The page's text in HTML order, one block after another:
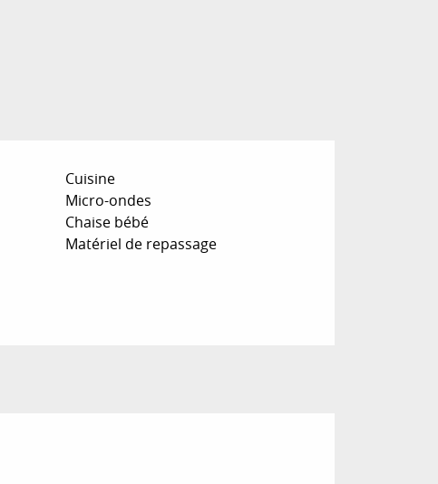
Cuisine
Micro-ondes
Chaise bébé
Matériel de repassage